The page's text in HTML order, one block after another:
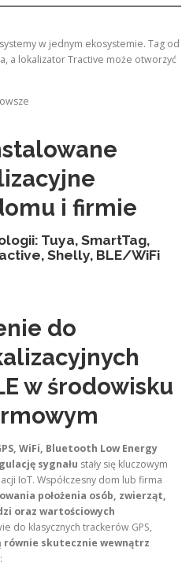
w jednym ekosystemie. Tag od
a lokalizator Tractive może otworzyć
i firmie
Tuya, SmartTag,
Shelly, BLE/WiFi
do
w środowisku
WiFi, Bluetooth Low Energy
sygnału stały się kluczowym
IoT. Współczesny dom lub firma
położenia osób, zwierząt,
oraz wartościowych
do klasycznych trackerów GPS,
równie skutecznie wewnątrz